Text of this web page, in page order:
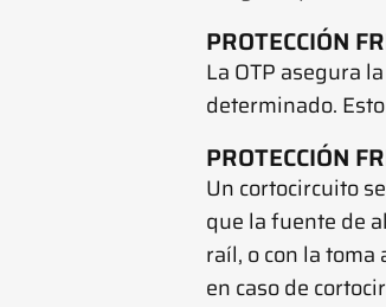
PROTECCIÓN
La OTP asegura
determinado.
PROTECCIÓN
Un cortocircuito
que la fuente de
raíl, o con la
en caso de